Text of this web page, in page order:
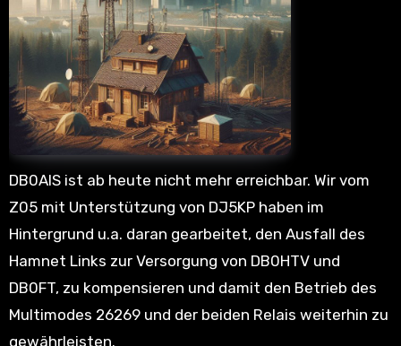
DB0AIS ist ab heute nicht mehr erreichbar. Wir vom
Z05 mit Unterstützung von DJ5KP haben im
Hintergrund u.a. daran gearbeitet, den Ausfall des
Hamnet Links zur Versorgung von DB0HTV und
DB0FT, zu kompensieren und damit den Betrieb des
Multimodes 26269 und der beiden Relais weiterhin zu
gewährleisten.